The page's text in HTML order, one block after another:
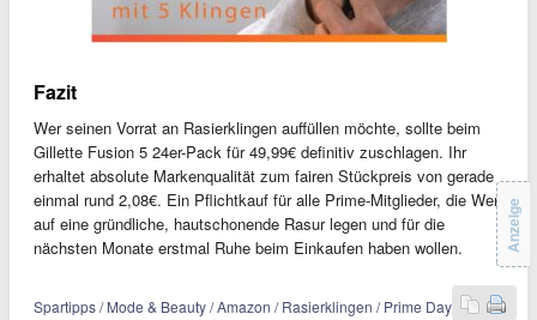
Fazit
Wer seinen Vorrat an Rasierklingen auffüllen möchte, sollte beim
Gillette Fusion 5 24er-Pack für 49,99€ definitiv zuschlagen. Ihr
erhaltet absolute Markenqualität zum fairen Stückpreis von gerade
einmal rund 2,08€. Ein Pflichtkauf für alle Prime-Mitglieder, die Wert
auf eine gründliche, hautschonende Rasur legen und für die
nächsten Monate erstmal Ruhe beim Einkaufen haben wollen.
Spartipps / Mode & Beauty / Amazon / Rasierklingen / Prime Day
Anzeige